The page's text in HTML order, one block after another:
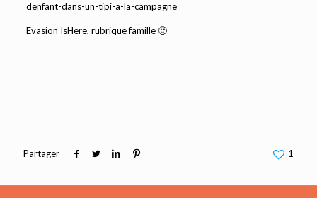
denfant-dans-un-tipi-a-la-campagne
Evasion IsHere, rubrique famille 🙂
Partager 1